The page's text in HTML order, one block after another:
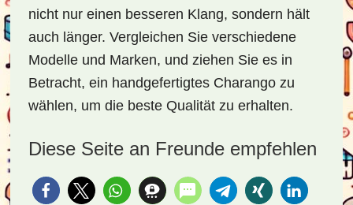
nicht nur einen besseren Klang, sondern hält
auch länger. Vergleichen Sie verschiedene
Modelle und Marken, und ziehen Sie es in
Betracht, ein handgefertigtes Charango zu
wählen, um die beste Qualität zu erhalten.
Diese Seite an Freunde empfehlen